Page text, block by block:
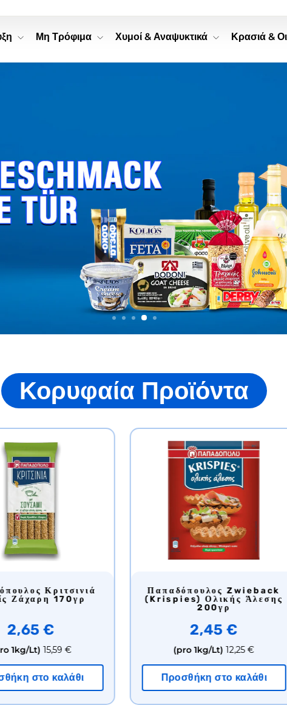
Μη Τρόφιμα Χυμοί & Αναψυκτικά Κρασιά &
Κορυφαία Προϊόντα
€
καλάθι
Χωρίς Ζάχαρη 170γρ
2,65 €
(pro 1kg/Lt)15,59 €
Προσθήκη στο καλάθι